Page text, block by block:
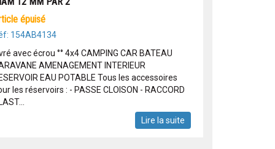
épuisé
154AB4134
avec écrou °° 4x4 CAMPING CAR BATEAU
AMENAGEMENT INTERIEUR
EAU POTABLE Tous les accessoires
les réservoirs : - PASSE CLOISON - RACCORD
Lire la suite